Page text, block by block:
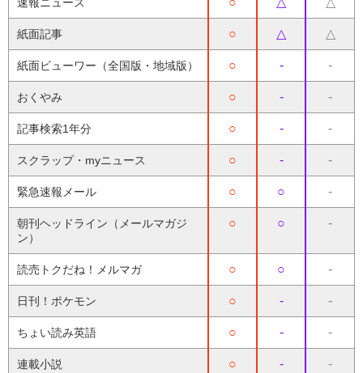
紙面記事 ○ △ △
紙面ビューワー（全国版・地域版） ○ - -
おくやみ ○ - -
記事検索1年分 ○ - -
スクラップ・myニュース ○ - -
緊急速報メール ○ ○ -
朝刊ヘッドライン（メールマガジ
ン）
○ ○ -
読売トクだね！メルマガ ○ ○ -
日刊！ポケモン ○ - -
ちょい読み英語 ○ - -
連載小説 ○ - -